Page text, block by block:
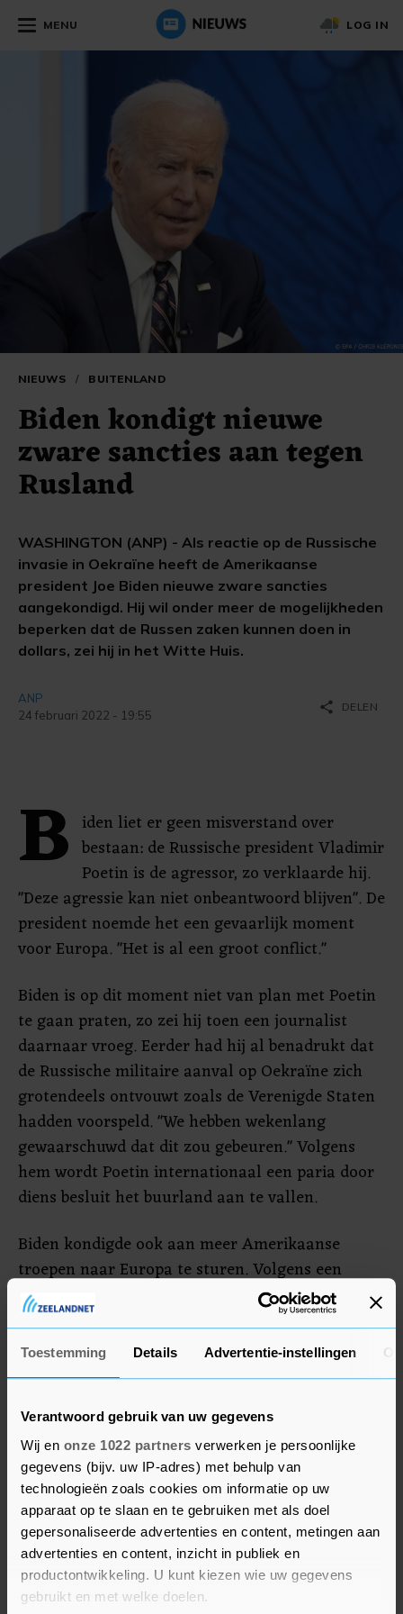
Toestemming Details Advertentie-instellingen
Verantwoord gebruik van uw gegevens
Wij en onze 1022 partners verwerken je persoonlijke
gegevens (bijv. uw IP-adres) met behulp van
technologieën zoals cookies om informatie op uw
apparaat op te slaan en te gebruiken met als doel
gepersonaliseerde advertenties en content, metingen aan
advertenties en content, inzicht in publiek en
productontwikkeling. U kunt kiezen wie uw gegevens
gebruikt en met welke doelen.
MENU LOG IN
NIEUWS / BUITENLAND
Biden kondigt nieuwe
zware sancties aan tegen
Rusland
WASHINGTON (ANP) - Als reactie op de Russische
invasie in Oekraïne heeft de Amerikaanse
president Joe Biden nieuwe zware sancties
aangekondigd. Hij wil onder meer de mogelijkheden
beperken dat de Russen zaken kunnen doen in
dollars, zei hij in het Witte Huis.
ANP
24 februari 2022 - 19:55
share DELEN
B iden liet er geen misverstand over
bestaan: de Russische president Vladimir
Poetin is de agressor, zo verklaarde hij.
"Deze agressie kan niet onbeantwoord blijven". De
president noemde het een gevaarlijk moment
voor Europa. "Het is al een groot conflict."
Biden is op dit moment niet van plan met Poetin
te gaan praten, zo zei hij toen een journalist
daarnaar vroeg. Eerder had hij al benadrukt dat
de Russische militaire aanval op Oekraïne zich
grotendeels ontvouwt zoals de Verenigde Staten
hadden voorspeld. "We hebben wekenlang
gewaarschuwd dat dit zou gebeuren." Volgens
hem wordt Poetin internationaal een paria door
diens besluit het buurland aan te vallen.
Biden kondigde ook aan meer Amerikaanse
troepen naar Europa te sturen. Volgens een
defensiefunctionaris gaat het om 7000 man voor
Duitsland. Vanuit Duitsland en andere NAVO-
lidstaten zijn al duizenden militairen verplaatst
naar bondgenoten aan de grens met Oekraïne en